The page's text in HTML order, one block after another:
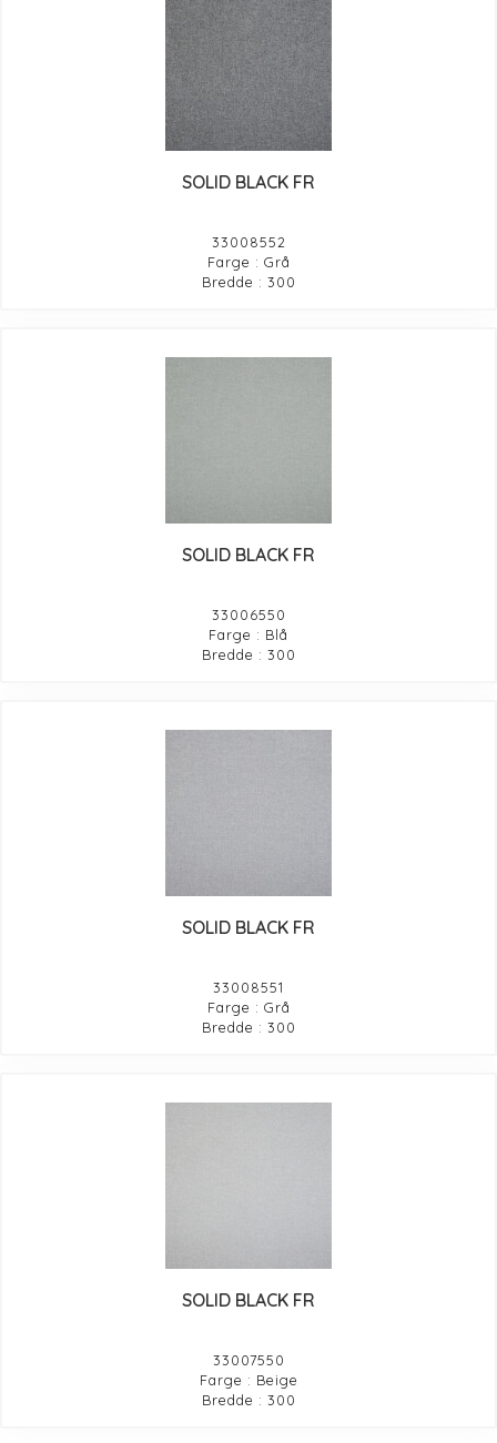
SOLID BLACK FR
33008552
Farge : Grå
Bredde : 300
SOLID BLACK FR
33006550
Farge : Blå
Bredde : 300
SOLID BLACK FR
33008551
Farge : Grå
Bredde : 300
SOLID BLACK FR
33007550
Farge : Beige
Bredde : 300